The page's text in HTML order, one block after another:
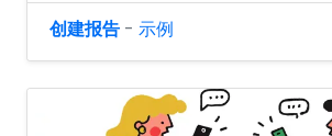
创建报告 - 示例